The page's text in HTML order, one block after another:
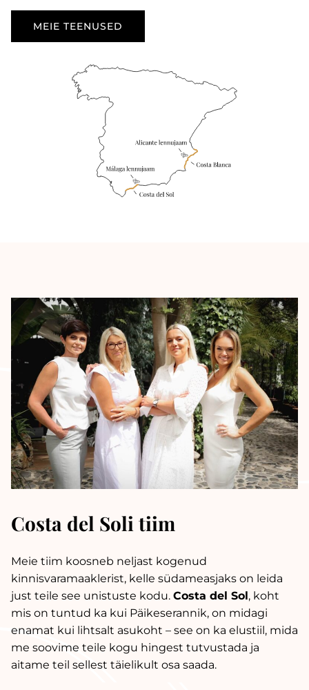
MEIE TEENUSED
Costa del Soli tiim
Meie tiim koosneb neljast kogenud
kinnisvaramaaklerist, kelle südameasjaks on leida
just teile see unistuste kodu. Costa del Sol, koht
mis on tuntud ka kui Päikeserannik, on midagi
enamat kui lihtsalt asukoht – see on ka elustiil, mida
me soovime teile kogu hingest tutvustada ja
aitame teil sellest täielikult osa saada.